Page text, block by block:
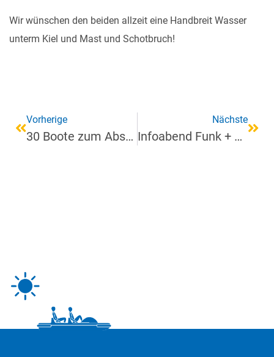
Wir wünschen den beiden allzeit eine Handbreit Wasser
unterm Kiel und Mast und Schotbruch!
Vorherige
30 Boote zum Abschluss der 8-Seen Saison 2022
Nächste
Infoabend Funk + SKS